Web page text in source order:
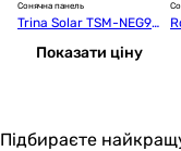
Сонячна панель
Trina Solar TSM-NEG9
Показати ціну
Підбираєте